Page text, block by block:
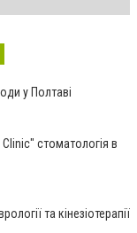
у Полтаві
та кінезіотерапії